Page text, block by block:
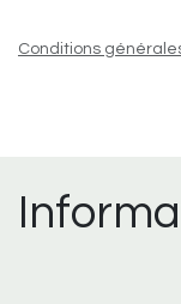
Conditions